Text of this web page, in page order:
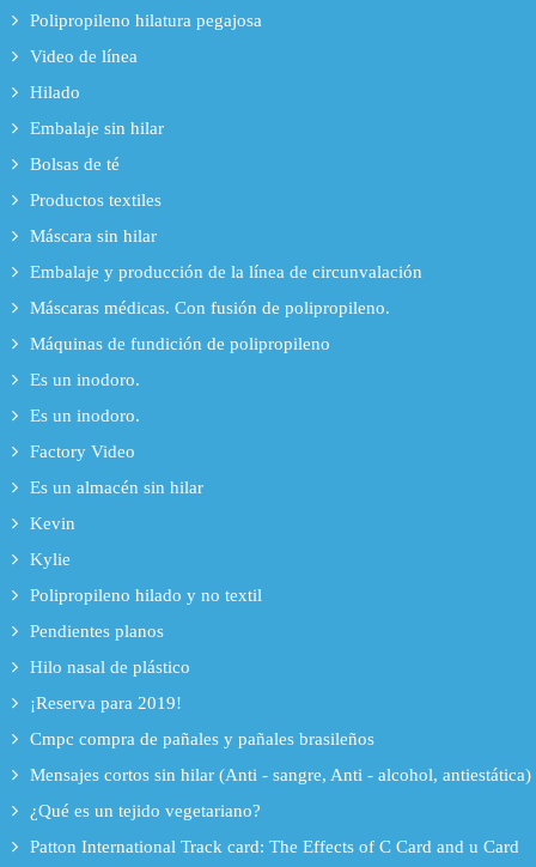
Polipropileno hilatura pegajosa
Video de línea
Hilado
Embalaje sin hilar
Bolsas de té
Productos textiles
Máscara sin hilar
Embalaje y producción de la línea de circunvalación
Máscaras médicas. Con fusión de polipropileno.
Máquinas de fundición de polipropileno
Es un inodoro.
Es un inodoro.
Factory Video
Es un almacén sin hilar
Kevin
Kylie
Polipropileno hilado y no textil
Pendientes planos
Hilo nasal de plástico
¡Reserva para 2019!
Cmpc compra de pañales y pañales brasileños
Mensajes cortos sin hilar (Anti - sangre, Anti - alcohol, antiestática)
¿Qué es un tejido vegetariano?
Patton International Track card: The Effects of C Card and u Card